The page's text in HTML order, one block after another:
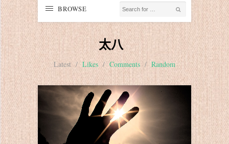
BROWSE
太八
Latest / Likes / Comments / Random